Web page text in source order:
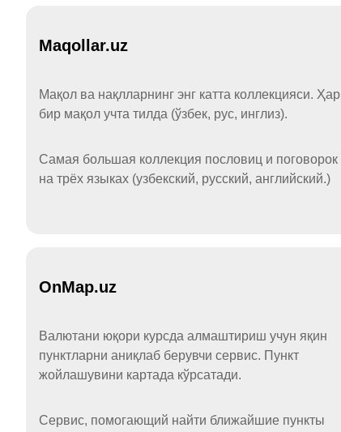
Maqollar.uz
Мақол ва нақлларнинг энг катта коллекцияси. Ҳар
бир мақол учта тилда (ўзбек, рус, инглиз).
Самая большая коллекция пословиц и поговорок
на трёх языках (узбекский, русский, английский.)
OnMap.uz
Валютани юқори курсда алмаштириш учун яқин
пунктларни аниқлаб берувчи сервис. Пункт
жойлашувини картада кўрсатади.
Сервис, помогающий найти ближайшие пункты